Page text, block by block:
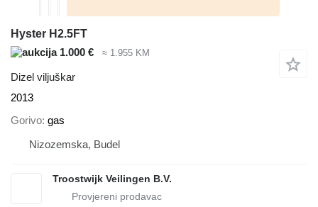
Hyster H2.5FT
1.000 €
≈ 1.955 KM
Dizel viljuškar
2013
Gorivo gas
Nizozemska, Budel
Troostwijk Veilingen B.V.